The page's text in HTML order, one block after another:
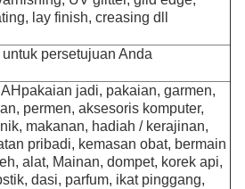
lay finish, creasing dll
persetujuan Anda
pakaian jadi, pakaian, garmen,
permen, aksesoris komputer,
makanan, hadiah / kerajinan,
pribadi, kemasan obat, bermain
alat, Mainan, dompet, korek api,
dasi, parfum, ikat pinggang,